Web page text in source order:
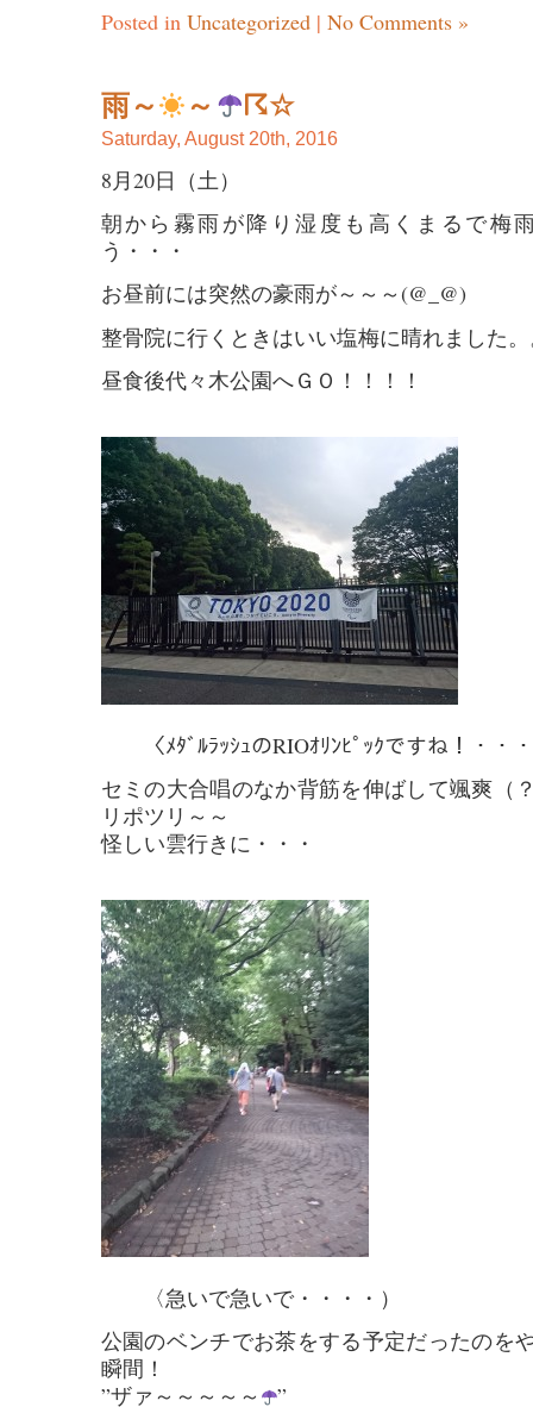
Posted in Uncategorized| No Comments »
雨～ ～ ☈☆
Saturday, August 20th, 2016
8月20日（土）
朝から霧雨が降り湿度も高くまるで梅
う・・・
お昼前には突然の豪雨が～～～(@_@)
整骨院に行くときはいい塩梅に晴れました
昼食後代々木公園へＧＯ！！！！
〈ﾒﾀﾞﾙﾗｯｼｭのRIOｵﾘﾝﾋﾟｯｸですね！・・
セミの大合唱のなか背筋を伸ばして颯爽（
リポツリ～～
怪しい雲行きに・・・
〈急いで急いで・・・・）
公園のベンチでお茶をする予定だったのを
瞬間！
”ザァ～～～～～
”